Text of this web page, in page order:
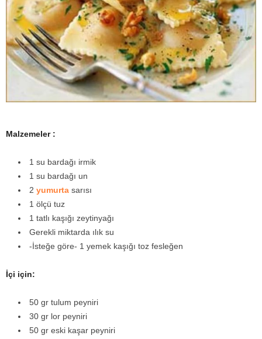
Malzemeler :
1 su bardağı irmik
1 su bardağı un
2 yumurta sarısı
1 ölçü tuz
1 tatlı kaşığı zeytinyağı
Gerekli miktarda ılık su
-İsteğe göre- 1 yemek kaşığı toz fesleğen
İçi için:
50 gr tulum peyniri
30 gr lor peyniri
50 gr eski kaşar peyniri